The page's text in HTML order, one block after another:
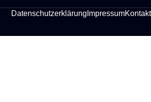
Datenschutzerklärung ImpressumKontakt